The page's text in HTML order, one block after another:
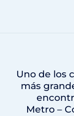
Uno de los
más
Metro –